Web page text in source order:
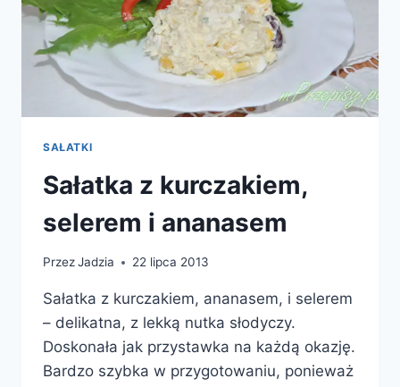
SAŁATKI
Sałatka z kurczakiem,
selerem i ananasem
PrzezJadzia 22 lipca 2013
Sałatka z kurczakiem, ananasem, i selerem
– delikatna, z lekką nutka słodyczy.
Doskonała jak przystawka na każdą okazję.
Bardzo szybka w przygotowaniu, ponieważ